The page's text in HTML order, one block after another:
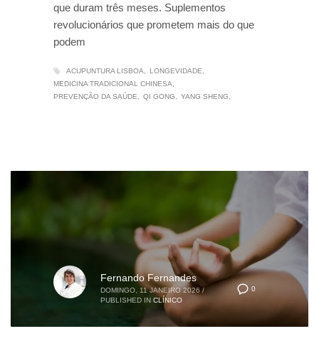
que duram três meses. Suplementos
revolucionários que prometem mais do que
podem
ACUPUNTURA LISBOA
LONGEVIDADE
MEDICINA TRADICIONAL CHINESA
PREVENÇÃO DA SAÚDE
QI GONG YANG SHENG
0
Fernando Fernandes
DOMINGO, 11 JANEIRO 2026 /
PUBLISHED IN CLÍNICO